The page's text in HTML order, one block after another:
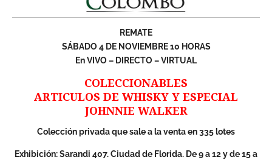
REMATE
SÁBADO 4 DE NOVIEMBRE 10 HORAS
En VIVO – DIRECTO – VIRTUAL
COLECCIONABLES
ARTICULOS DE WHISKY Y ESPECIAL
JOHNNIE WALKER
Colección privada que sale a la venta en 335 lotes
Exhibición: Sarandi 407. Ciudad de Florida. De 9 a 12 y de 15 a